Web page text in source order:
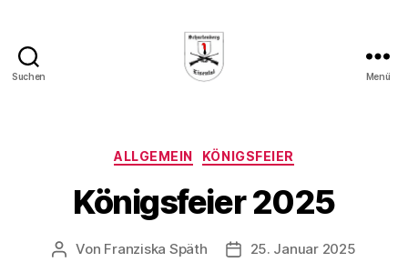
Suchen
e.
V.
Menü
Kategorien
ALLGEMEIN KÖNIGSFEIER
Königsfeier 2025
Beitragsautor
Von Franziska Späth Veröffentlichungsdatum
25. Januar 2025